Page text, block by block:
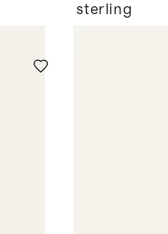
sterling